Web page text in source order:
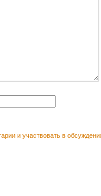
и участвовать в